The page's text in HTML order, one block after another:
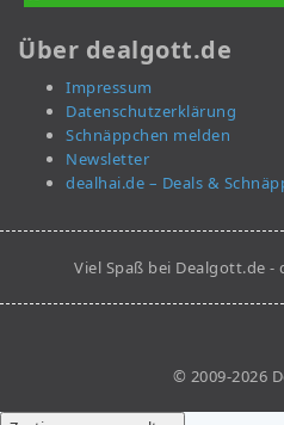
Über dealgott.de
Impressum
Datenschutzerklärung
Schnäppchen melden
Newsletter
dealhai.de – Deals &
Viel Spaß bei Dealgott.de -
© 2009-2026